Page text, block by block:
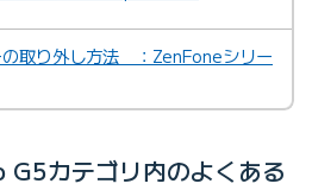
の取り外し方法 ：ZenFoneシリー
カテゴリ内のよくある